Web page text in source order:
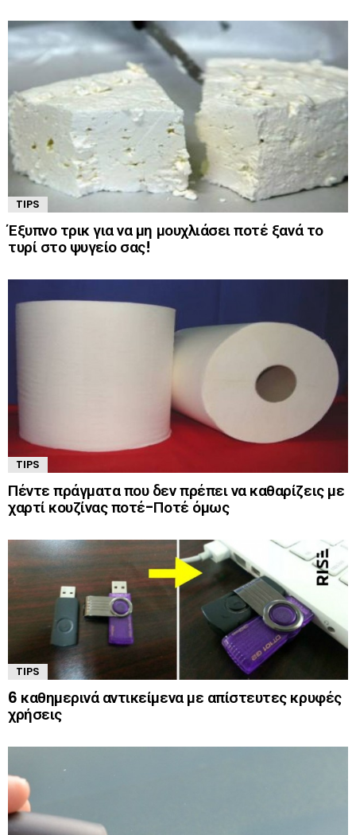
TIPS
Έξυπνο τρικ για να μη μουχλιάσει ποτέ ξανά το
τυρί στο ψυγείο σας!
TIPS
Πέντε πράγματα που δεν πρέπει να καθαρίζεις με
χαρτί κουζίνας ποτέ-Ποτέ όμως
TIPS
6 καθημερινά αντικείμενα με απίστευτες κρυφές
χρήσεις